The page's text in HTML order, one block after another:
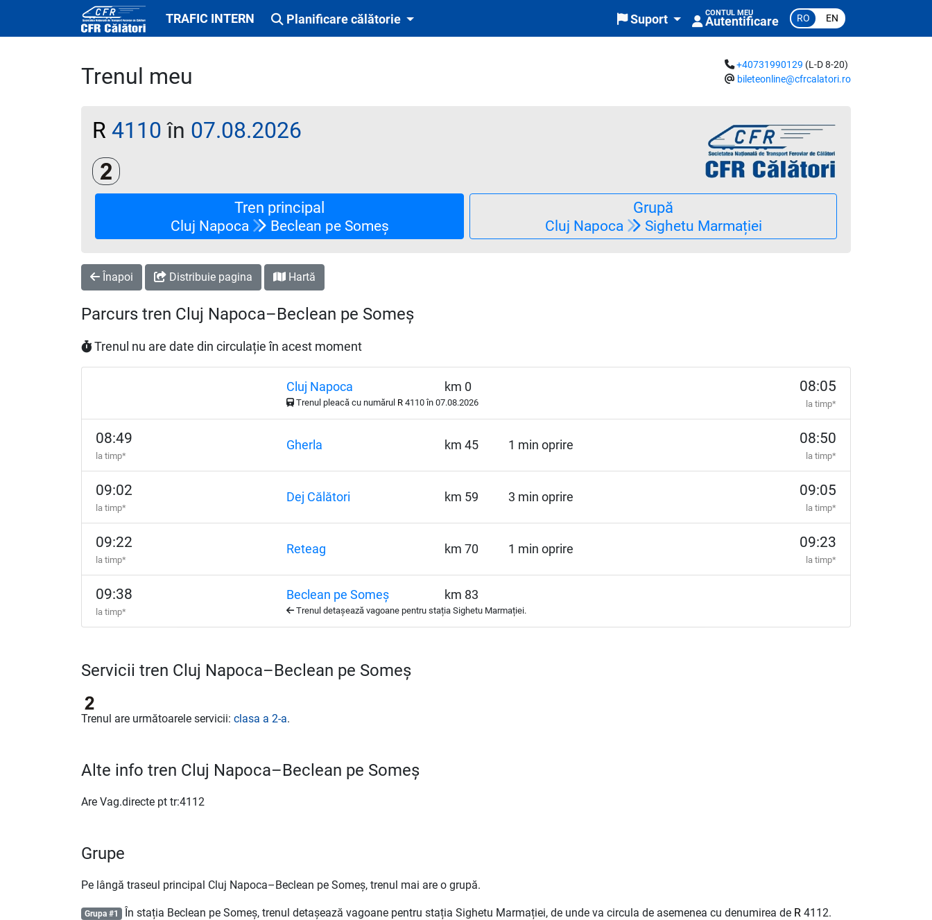
TRAFIC INTERN Planificare călătorie Suport CONTUL MEU
Autentificare RO EN
Trenul meu +40731990129 (L-D 8-20)
bileteonline@cfrcalatori.ro
R 4110 în 07.08.2026
Clasa a 2-a
Tren principal
Cluj Napoca Beclean pe Someș
Grupă
Cluj Napoca Sighetu Marmației
Înapoi Distribuie pagina Hartă
Parcurs tren Cluj Napoca–Beclean pe Someș
Trenul nu are date din circulație în acest moment
Cluj Napoca km 0
Trenul pleacă cu numărul R4110 în 07.08.2026
08:05
la timp*
08:49
la timp*
Gherla km 45 1 min oprire 08:50
la timp*
09:02
la timp*
Dej Călători km 59 3 min oprire 09:05
la timp*
09:22
la timp*
Reteag km 70 1 min oprire 09:23
la timp*
09:38
la timp*
Beclean pe Someș km 83
Trenul detașează vagoane pentru stația Sighetu Marmației.
Servicii tren Cluj Napoca–Beclean pe Someș
Trenul are următoarele servicii: clasa a 2-a.
Alte info tren Cluj Napoca–Beclean pe Someș
Are Vag.directe pt tr:4112
Grupe
Pe lângă traseul principal Cluj Napoca–Beclean pe Someș, trenul mai are o grupă.
Grupa #1 În stația Beclean pe Someș, trenul detașează vagoane pentru stația Sighetu Marmației, de unde va circula de asemenea cu denumirea de R 4112.